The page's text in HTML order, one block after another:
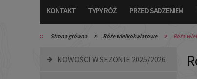
KONTAKT TYPY RÓŻ PRZED SADZENIEM
TYPY RÓŻ
Strona główna » Róże wielkokwiatowe » Róża
NOWOŚCI W SEZONIE 2025/2026